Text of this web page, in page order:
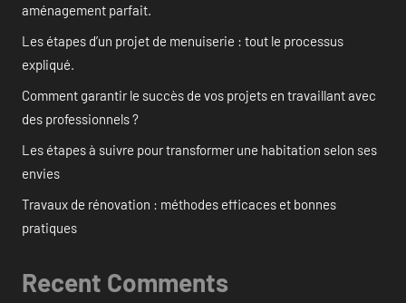
aménagement parfait.
Les étapes d’un projet de menuiserie : tout le processus
expliqué.
Comment garantir le succès de vos projets en travaillant avec
des professionnels ?
Les étapes à suivre pour transformer une habitation selon ses
envies
Travaux de rénovation : méthodes efficaces et bonnes
pratiques
Recent Comments